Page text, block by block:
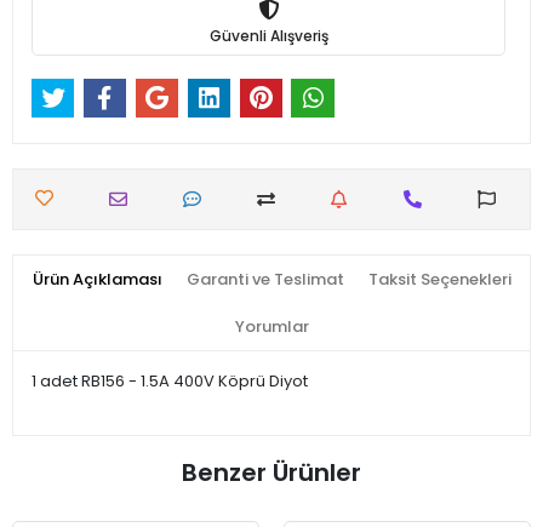
Güvenli Alışveriş
Ürün Açıklaması Garanti ve Teslimat Taksit Seçenekleri
Yorumlar
1 adet RB156 - 1.5A 400V Köprü Diyot
Benzer Ürünler